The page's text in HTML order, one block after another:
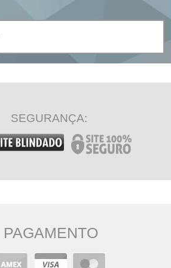
SEGURANÇA:
PAGAMENTO